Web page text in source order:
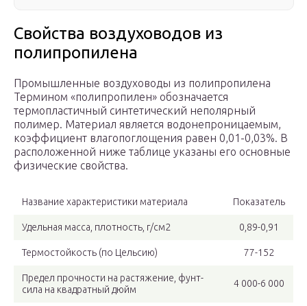
Свойства воздуховодов из
полипропилена
Промышленные воздуховоды из полипропилена
Термином «полипропилен» обозначается
термопластичный синтетический неполярный
полимер. Материал является водонепроницаемым,
коэффициент влагопоглощения равен 0,01-0,03%. В
расположенной ниже таблице указаны его основные
физические свойства.
Название характеристики материала Показатель
Удельная масса, плотность, г/см2 0,89-0,91
Термостойкость (по Цельсию) 77-152
Предел прочности на растяжение, фунт-
сила на квадратный дюйм
4 000-6 000